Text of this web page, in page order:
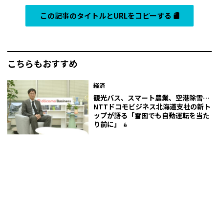
この記事のタイトルとURLをコピーする
こちらもおすすめ
経済
観光バス、スマート農業、空港除雪…
NTTドコモビジネス北海道支社の新ト
ップが語る「雪国でも自動運転を当た
り前に」